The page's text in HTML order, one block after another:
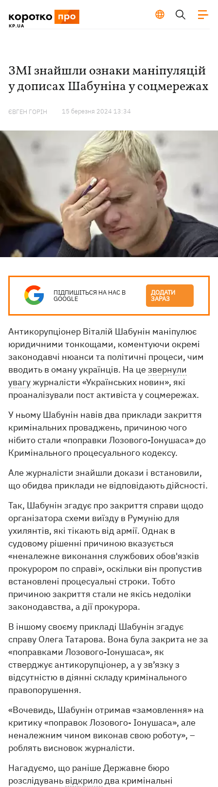
ЗМІ знайшли ознаки маніпуляцій
у дописах Шабуніна у соцмережах
ЄВГЕН ГОРІН 15 березня 2024 13:34
ПІДПИШІТЬСЯ НА НАС В
GOOGLE
ДОДАТИ
ЗАРАЗ
Антикорупціонер Віталій Шабунін маніпулює
юридичними тонкощами, коментуючи окремі
законодавчі нюанси та політичні процеси, чим
вводить в оману українців. На цезвернули
увагужурналісти «Українських новин», які
проаналізували пост активіста у соцмережах.
У ньому Шабунін навів два приклади закриття
кримінальних проваджень, причиною чого
нібито стали «поправки Лозового-Іонушаса» до
Кримінального процесуального кодексу.
Але журналісти знайшли докази і встановили,
що обидва приклади не відповідають дійсності.
Так, Шабунін згадує про закриття справи щодо
організатора схеми виїзду в Румунію для
ухилянтів, які тікають від армії. Однак в
судовому рішенні причиною вказується
«неналежне виконання службових обов'язків
прокурором по справі», оскільки він пропустив
встановлені процесуальні строки. Тобто
причиною закриття стали не якісь недоліки
законодавства, а дії прокурора.
В іншому своєму прикладі Шабунін згадує
справу Олега Татарова. Вона була закрита не за
«поправками Лозового-Іонушаса», як
стверджує антикорупціонер, а у зв’язку з
відсутністю в діянні складу кримінального
правопорушення.
«Вочевидь, Шабунін отримав «замовлення» на
критику «поправок Лозового- Іонушаса», але
неналежним чином виконав свою роботу», –
роблять висновок журналісти.
Нагадуємо, що раніше Державне бюро
розслідувань відкрилодва кримінальні